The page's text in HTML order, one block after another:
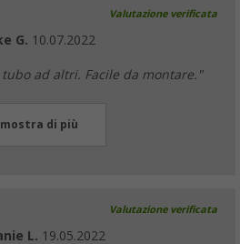
Valutazione verificata
G. 10.07.2022
tubo ad altri. Facile da montare."
mostra di più
Valutazione verificata
L. 19.05.2022